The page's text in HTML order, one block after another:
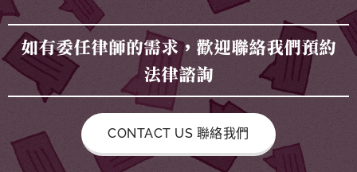
如有委任律師的需求，歡迎聯絡我們預約
法律諮詢
CONTACT US 聯絡我們